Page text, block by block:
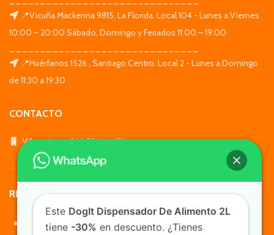
📍Vicuña Mackenna 9815, La Florida. Local 104 - Lunes a Viernes
10:00 – 20:00 Sábado, Domingo y Feriados 11:00 – 19:00
📍Huérfanos 1526 , Santiago Centro. Local 2 - Lunes a Domingo
de 11:30 a 19:30
CONTACTO
WhatsApp: +569 7564 4676
REDES SOCIALES
Este DogIt Dispensador De Alimento 2L
tiene -30% en descuento. ¿Tienes